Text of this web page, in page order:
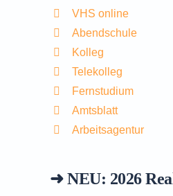
VHS online
Abendschule
Kolleg
Telekolleg
Fernstudium
Amtsblatt
Arbeitsagentur
➜ NEU: 2026